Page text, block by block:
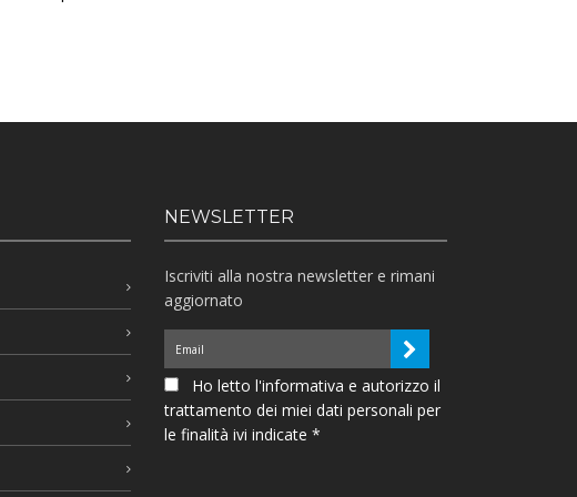
NEWSLETTER
Iscriviti alla nostra newsletter e rimani
aggiornato
Ho letto l'informativa e autorizzo il
trattamento dei miei dati personali per
le finalità ivi indicate *